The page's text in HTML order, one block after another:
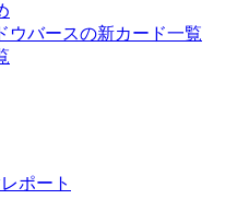
ウバースの新カード一覧
ポート